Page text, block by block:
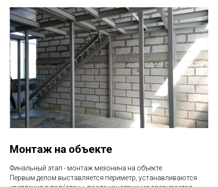
Монтаж на объекте
Финальный этап - монтаж мезонина на объекте.
Первым делом выставляется периметр, устанавливаются